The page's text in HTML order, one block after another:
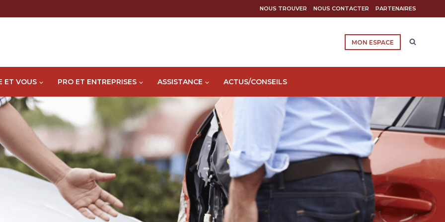
NOUS TROUVER NOUS CONTACTER PARTENAIRES
MON ESPACE
ET VOUS PRO ET ENTREPRISES ASSISTANCE ACTUS/CONSEILS